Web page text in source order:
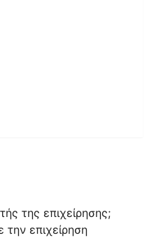
της επιχείρησης;
την επιχείρηση